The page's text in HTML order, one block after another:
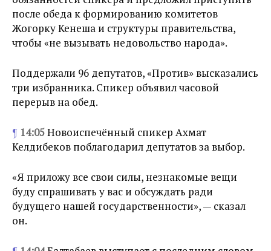
после обеда к формированию комитетов
Жогорку Кенеша и структуры правительства,
чтобы «не вызывать недовольство народа».
Поддержали 96 депутатов, «Против» высказались
три избранника. Спикер объявил часовой
перерыв на обед.
¶ 14:05Новоиспечённый спикер Ахмат
Келдибеков поблагодарил депутатов за выбор.
«Я приложу все свои силы, незнакомые вещи
буду спрашивать у вас и обсуждать ради
будущего нашей государственности», — сказал
он.